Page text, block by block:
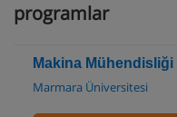
programlar
Makina
Marmara Üniversitesi